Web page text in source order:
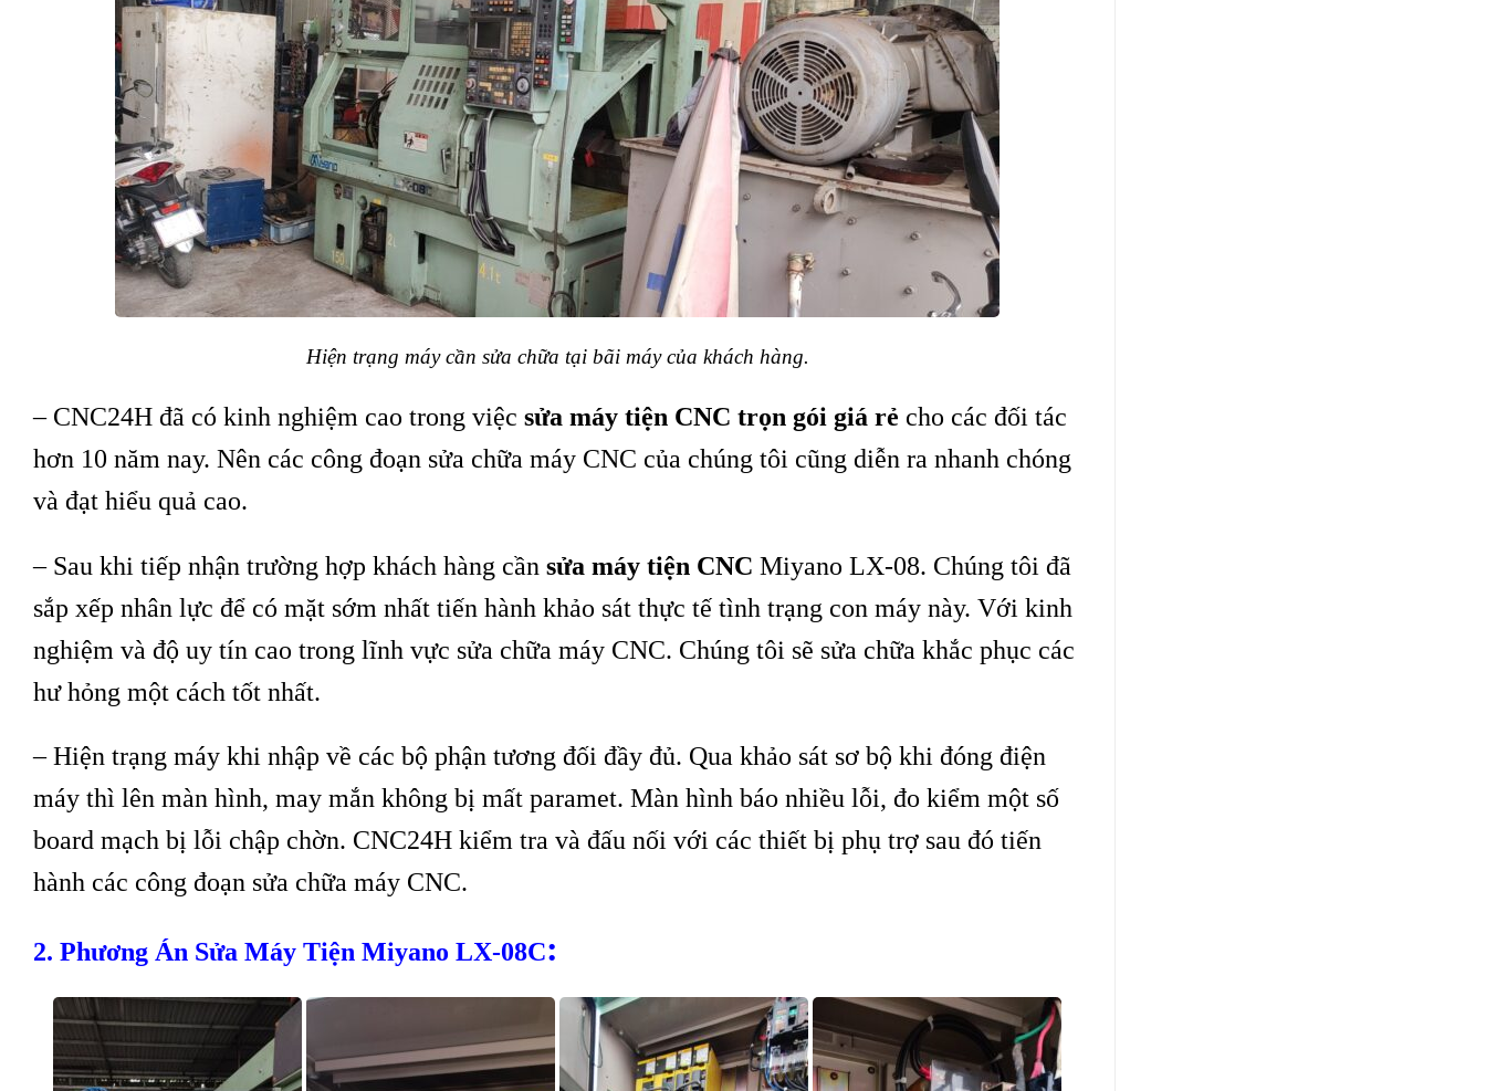
Hiện trạng máy cần sửa chữa tại bãi máy của khách hàng.
– CNC24H đã có kinh nghiệm cao trong việc sửa máy tiện CNC trọn gói giá rẻ cho các đối tác
hơn 10 năm nay. Nên các công đoạn sửa chữa máy CNC của chúng tôi cũng diễn ra nhanh chóng
và đạt hiểu quả cao.
– Sau khi tiếp nhận trường hợp khách hàng cần sửa máy tiện CNC Miyano LX-08. Chúng tôi đã
sắp xếp nhân lực để có mặt sớm nhất tiến hành khảo sát thực tế tình trạng con máy này. Với kinh
nghiệm và độ uy tín cao trong lĩnh vực sửa chữa máy CNC. Chúng tôi sẽ sửa chữa khắc phục các
hư hỏng một cách tốt nhất.
– Hiện trạng máy khi nhập về các bộ phận tương đối đầy đủ. Qua khảo sát sơ bộ khi đóng điện
máy thì lên màn hình, may mắn không bị mất paramet. Màn hình báo nhiều lỗi, đo kiểm một số
board mạch bị lỗi chập chờn. CNC24H kiểm tra và đấu nối với các thiết bị phụ trợ sau đó tiến
hành các công đoạn sửa chữa máy CNC.
2. Phương Án Sửa Máy Tiện Miyano LX-08C: